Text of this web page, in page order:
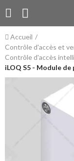
Accueil
Contrôle d'accès et
Contrôle d'accès
iLOQ S5 - Module